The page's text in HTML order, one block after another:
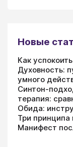
Новые
Как
Духовность:
умного
Синтон-
терапия:
Обида:
Три
Манифест